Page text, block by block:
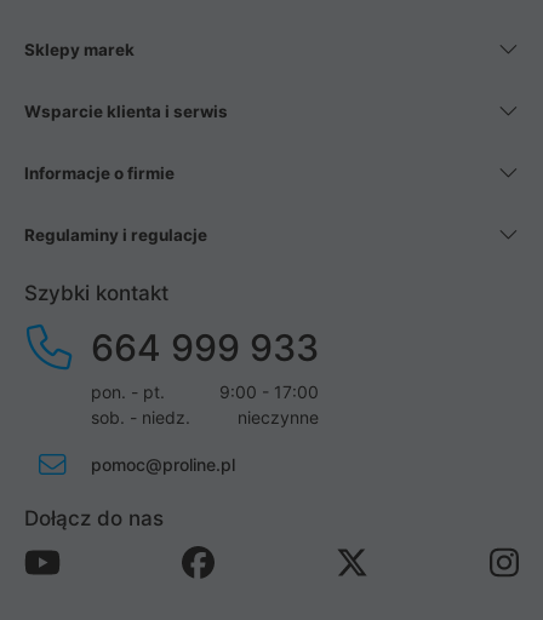
Sklepy marek
Wsparcie klienta i serwis
Informacje o firmie
Regulaminy i regulacje
Szybki kontakt
664 999 933
pon. - pt.
9:00 - 17:00
sob. - niedz.
nieczynne
pomoc@proline.pl
Dołącz do nas